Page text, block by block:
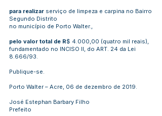
para realizar serviço de limpeza e carpina no Bairro
Segundo Distrito
no município de Porto Walter.,
pelo valor total de R$ 4.000,00 (quatro mil reais),
fundamentado no INCISO II, do ART. 24 da Lei
8.666/93.
Publique-se.
Porto Walter – Acre, 06 de dezembro de 2019.
José Estephan Barbary Filho
Prefeito